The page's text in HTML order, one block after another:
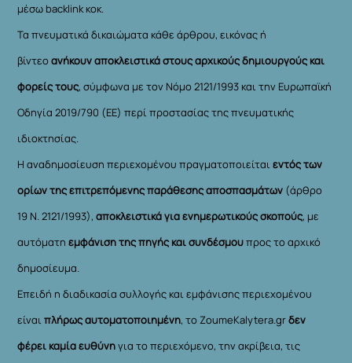
μέσω backlink κοκ.
Τα πνευματικά δικαιώματα κάθε άρθρου, εικόνας ή
βίντεοανήκουν αποκλειστικά στους αρχικούς δημιουργούς και
φορείς τους, σύμφωνα με τον Νόμο 2121/1993 και την Ευρωπαϊκή
Οδηγία 2019/790 (ΕΕ) περί προστασίας της πνευματικής
ιδιοκτησίας.
Η αναδημοσίευση περιεχομένου πραγματοποιείταιεντός των
ορίων της επιτρεπόμενης παράθεσης αποσπασμάτων (άρθρο
19 Ν. 2121/1993), αποκλειστικά για ενημερωτικούς σκοπούς, με
αυτόματηεμφάνιση της πηγής και συνδέσμουπρος το αρχικό
δημοσίευμα.
Επειδή η διαδικασία συλλογής και εμφάνισης περιεχομένου
είναιπλήρως αυτοματοποιημένη, το ZoumeKalytera.grδεν
φέρει καμία ευθύνηγια το περιεχόμενο, την ακρίβεια, τις